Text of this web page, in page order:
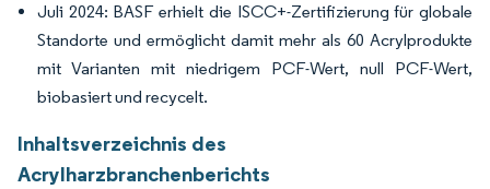
Juli 2024: BASF erhielt die ISCC+-Zertifizierung für globale
Standorte und ermöglicht damit mehr als 60 Acrylprodukte
mit Varianten mit niedrigem PCF-Wert, null PCF-Wert,
biobasiert und recycelt.
Inhaltsverzeichnis des
Acrylharzbranchenberichts